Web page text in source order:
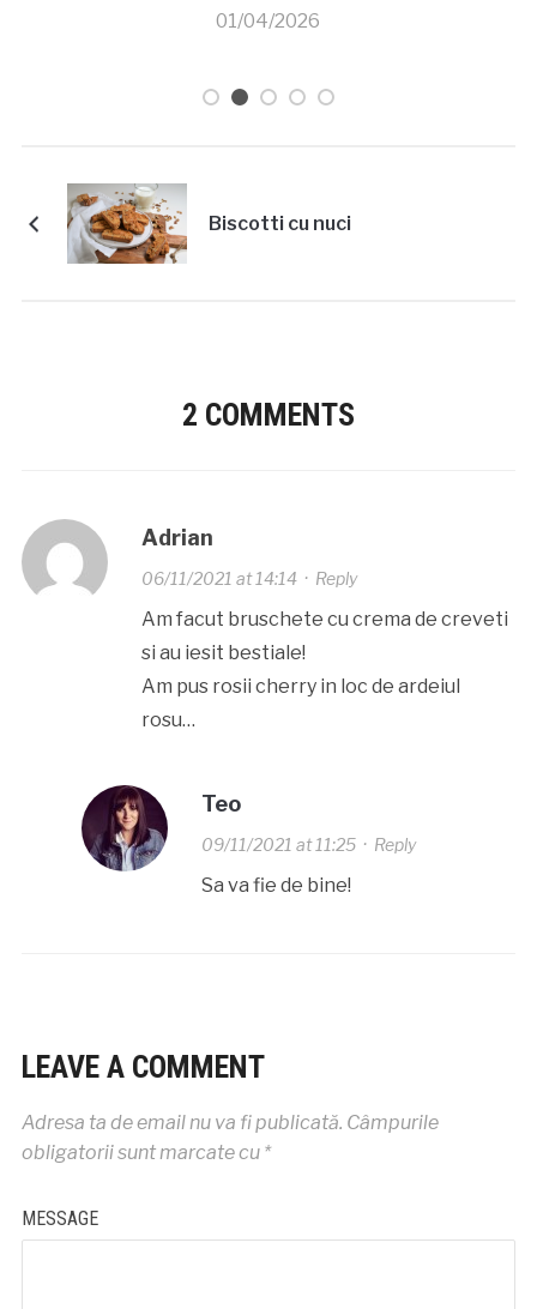
care creste singura
Biscotti cu nuci
2 COMMENTS
Adrian
06/11/2021 at 14:14· Reply
Am facut bruschete cu crema de creveti
si au iesit bestiale!
Am pus rosii cherry in loc de ardeiul
rosu…
Teo
09/11/2021 at 11:25· Reply
Sa va fie de bine!
LEAVE A COMMENT
Adresa ta de email nu va fi publicată. Câmpurile
obligatorii sunt marcate cu *
MESSAGE